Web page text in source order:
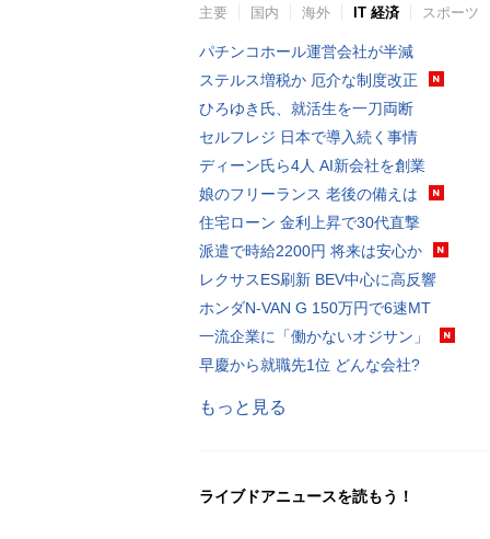
主要 国内 海外 IT 経済 スポーツ
パチンコホール運営会社が半減
ステルス増税か 厄介な制度改正
ひろゆき氏、就活生を一刀両断
セルフレジ 日本で導入続く事情
ディーン氏ら4人 AI新会社を創業
娘のフリーランス 老後の備えは
住宅ローン 金利上昇で30代直撃
派遣で時給2200円 将来は安心か
レクサスES刷新 BEV中心に高反響
ホンダN-VAN G 150万円で6速MT
一流企業に「働かないオジサン」
早慶から就職先1位 どんな会社?
もっと見る
ライブドアニュースを読もう！